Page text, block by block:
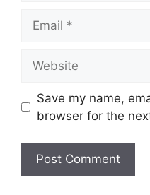
Save my name,
browser for the